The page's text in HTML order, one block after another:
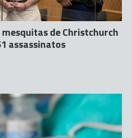
de Christchurch
assassinatos